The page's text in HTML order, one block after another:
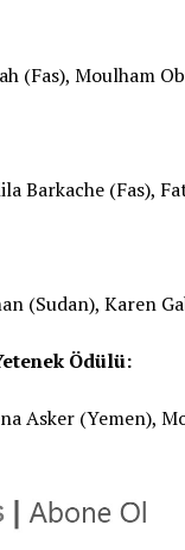
(Fas), Moulham
Barkache (Fas),
(Sudan), Karen
Ödülü:
Asker (Yemen),